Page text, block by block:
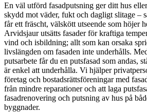
En väl utförd fasadputsning ger ditt hus
skydd mot väder, fukt och dagligt slitage –
får ett fräscht, välskött utseende som höjer
Arvidsjaur utsätts fasader för kraftiga
vind och isbildning; allt som kan orsaka
livslängden om fasaden inte underhålls.
putsarbete får du en putsfasad som andas,
är enkel att underhålla. Vi hjälper
företag och bostadsrättsföreningar med
från mindre reparationer och att laga
fasadrenovering och putsning av hus på
byggnader.